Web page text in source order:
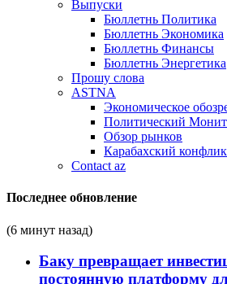
Выпуски
Бюллетнь Политика
Бюллетнь Экономика
Бюллетнь Финансы
Бюллетнь Энергетика
Прошу слова
ASTNA
Экономическое
Политический
Обзор рынков
Карабахский
Contact az
Последнее обновление
(6 минут назад)
Баку превращает
постоянную платформу